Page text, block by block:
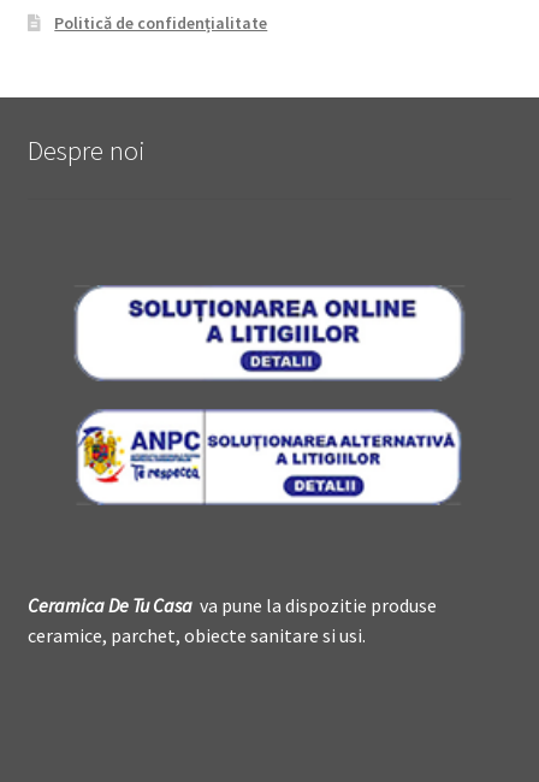
Politică de confidențialitate
Despre noi
Ceramica DeTu Casava pune la dispozitie produse
ceramice, parchet, obiecte sanitare si usi.